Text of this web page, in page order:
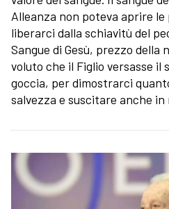
Alleanza non poteva aprire le
liberarci dalla schiavitù del
Sangue di Gesù, prezzo della
voluto che il Figlio versasse il
goccia, per dimostrarci
salvezza e suscitare anche in